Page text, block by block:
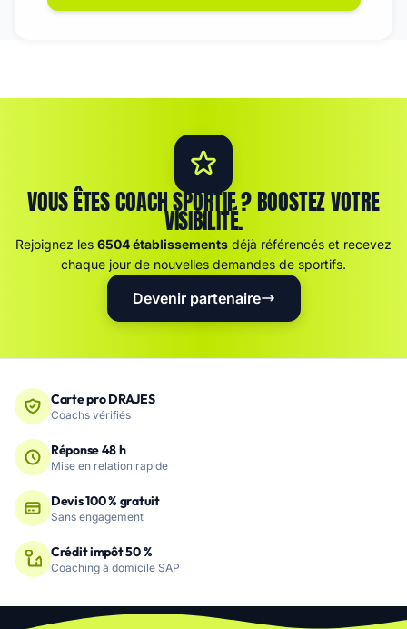
VOUS ÊTES COACH SPORTIF ? BOOSTEZ VOTRE
VISIBILITÉ.
Rejoignez les 6504 établissements déjà référencés et recevez
chaque jour de nouvelles demandes de sportifs.
Devenir partenaire
Carte pro DRAJES
Coachs vérifiés
Réponse 48 h
Mise en relation rapide
Devis 100 % gratuit
Sans engagement
Crédit impôt 50 %
Coaching à domicile SAP